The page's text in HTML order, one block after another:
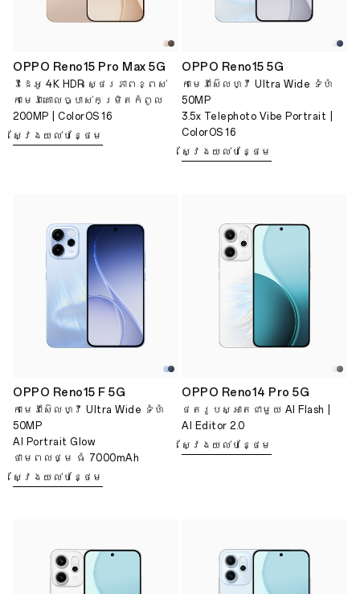
OPPO Reno15 Pro Max 5G
វីដេអូ 4K HDR ស្ថេរភាពខ្ពស់
កាមេរ៉ាគោលច្បាស់កម្រិតកំពូល
200MP | ColorOS 16
ស្វែងយល់បន្ថែម
OPPO Reno15 5G
កាមេរ៉ាស៊ែលហ្វី Ultra Wide ទំហំ
50MP
3.5x Telephoto Vibe Portrait |
ColorOS 16
ស្វែងយល់បន្ថែម
OPPO Reno15 F 5G
កាមេរ៉ាស៊ែលហ្វី Ultra Wide ទំហំ
50MP
AI Portrait Glow
ថាមពលថ្ម ធំ 7000mAh
ស្វែងយល់បន្ថែម
OPPO Reno14 Pro 5G
ថតរូបស្អាតជាមួយ AI Flash |
AI Editor 2.0
ស្វែងយល់បន្ថែម